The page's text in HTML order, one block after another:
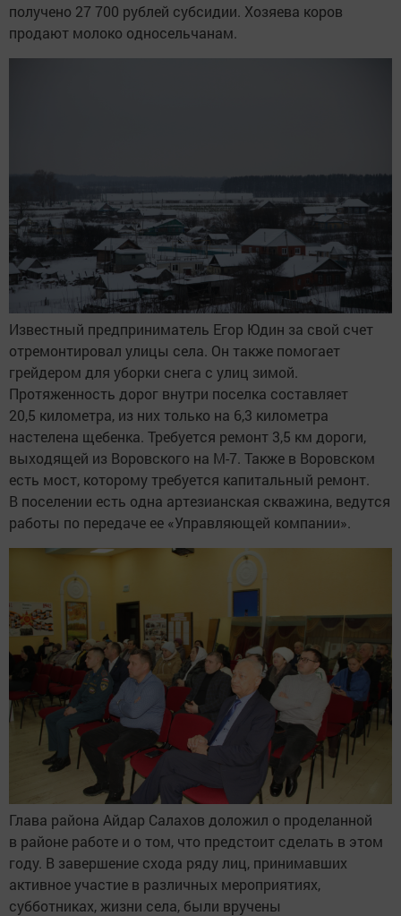
получено 27 700 рублей субсидии. Хозяева коров
продают молоко односельчанам.
Известный предприниматель Егор Юдин за свой счет
отремонтировал улицы села. Он также помогает
грейдером для уборки снега с улиц зимой.
Протяженность дорог внутри поселка составляет
20,5 километра, из них только на 6,3 километра
настелена щебенка. Требуется ремонт 3,5 км дороги,
выходящей из Воровского на М-7. Также в Воровском
есть мост, которому требуется капитальный ремонт.
В поселении есть одна артезианская скважина, ведутся
работы по передаче ее «Управляющей компании».
Глава района Айдар Салахов доложил о проделанной
в районе работе и о том, что предстоит сделать в этом
году. В завершение схода ряду лиц, принимавших
активное участие в различных мероприятиях,
субботниках, жизни села, были вручены